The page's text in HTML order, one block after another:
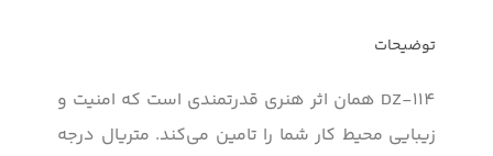
توضیحات
DZ-114 همان اثر هنری قدرتمندی است که امنیت و
زیبایی محیط کار شما را تامین می‌کند. متریال درجه